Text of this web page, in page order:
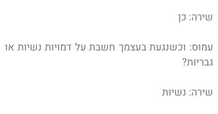
שירה: כן
עמוס: וכשנגעת בעצמך חשבת על דמויות נשיות או
גבריות?
שירה: נשיות